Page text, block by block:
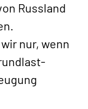
Russland
nur, wenn